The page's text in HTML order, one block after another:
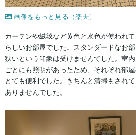
画像をもっと見る（楽天）
カーテンや絨毯など黄色と水色が使われ
らしいお部屋でした。スタンダードなお部
狭いという印象は受けませんでした。室
ごとにも照明があったため、それぞれ部
とても便利でした。きちんと清掃もされ
ありませんでした。